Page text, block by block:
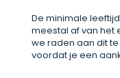
De minimale
meestal af van het
we raden aan dit
voordat je een